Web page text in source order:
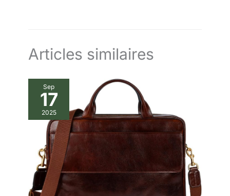
Articles similaires
Sep
17
2025